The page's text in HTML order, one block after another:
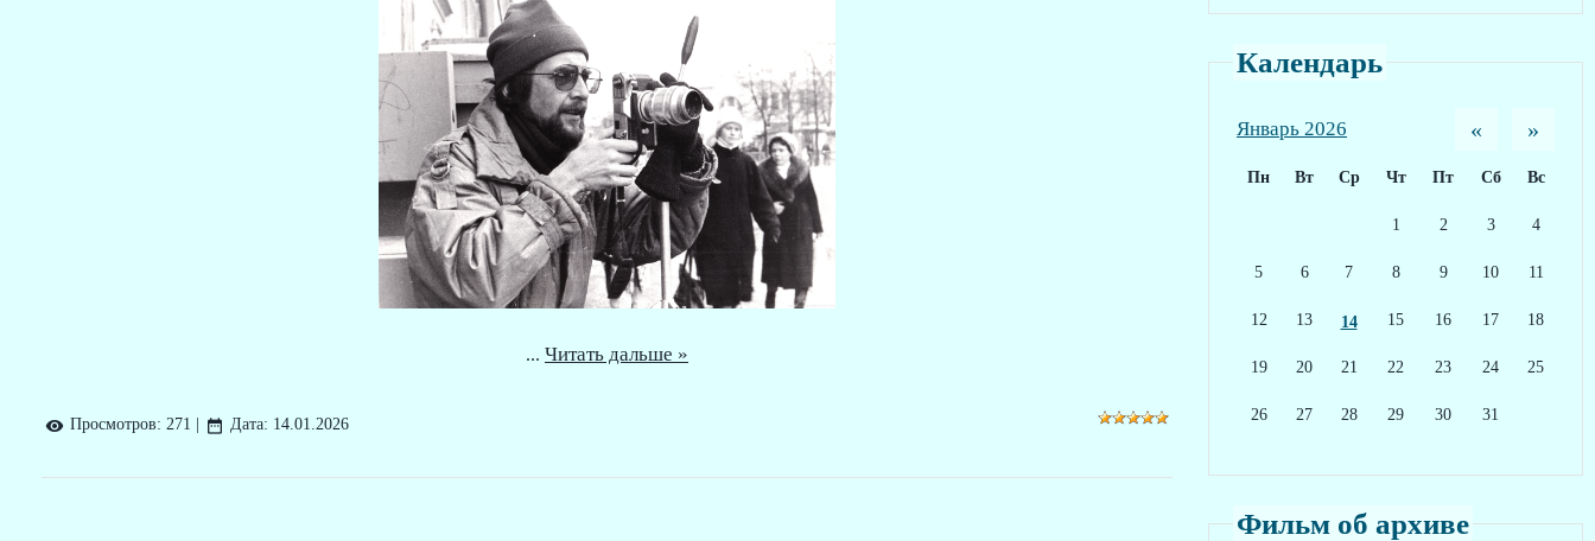
... Читать дальше »
Просмотров: 271 Дата: 14.01.2026
Календарь
«
Январь 2026 »
Пн Вт Ср Чт Пт Сб Вс
1 2 3 4
5 6 7 8 9 10 11
12 13 14 15 16 17 18
19 20 21 22 23 24 25
26 27 28 29 30 31
Фильм об архиве